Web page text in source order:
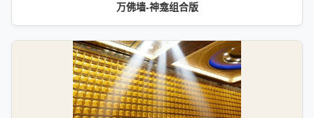
万佛墙-神龛组合版